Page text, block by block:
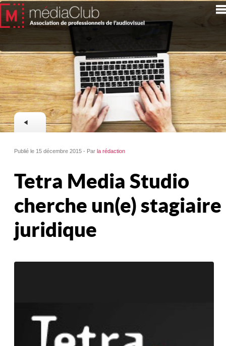
Publié le 15 décembre 2015 - Parla rédaction
Tetra Media Studio
cherche un(e) stagiaire
juridique